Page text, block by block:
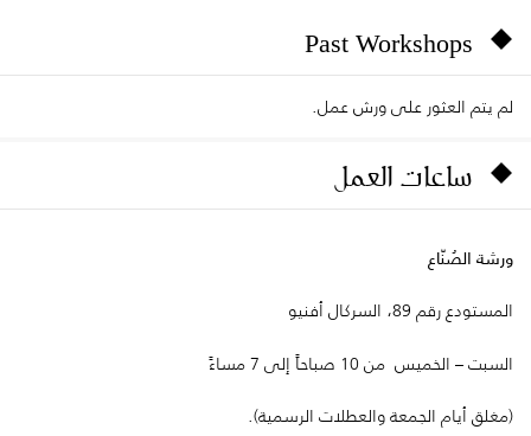
Past Workshops
لم يتم العثور على ورش عمل.
ساعات العمل
ورشة الصُنّاع
المستودع رقم 89، السركال أفنيو
السبت – الخميس من 10 صباحاً إلى 7 مساءً
(مغلق أيام الجمعة والعطلات الرسمية).